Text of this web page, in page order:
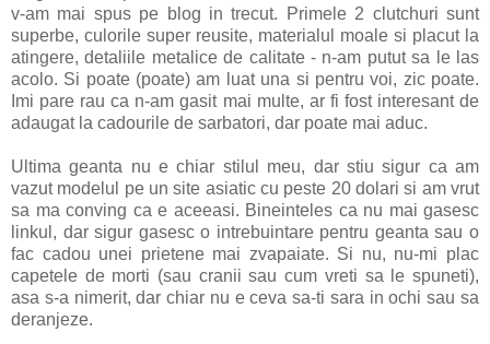
v-am mai spus pe blog in trecut. Primele 2 clutchuri sunt
superbe, culorile super reusite, materialul moale si placut la
atingere, detaliile metalice de calitate - n-am putut sa le las
acolo. Si poate (poate) am luat una si pentru voi, zic poate.
Imi pare rau ca n-am gasit mai multe, ar fi fost interesant de
adaugat la cadourile de sarbatori, dar poate mai aduc.
Ultima geanta nu e chiar stilul meu, dar stiu sigur ca am
vazut modelul pe un site asiatic cu peste 20 dolari si am vrut
sa ma conving ca e aceeasi. Bineinteles ca nu mai gasesc
linkul, dar sigur gasesc o intrebuintare pentru geanta sau o
fac cadou unei prietene mai zvapaiate. Si nu, nu-mi plac
capetele de morti (sau cranii sau cum vreti sa le spuneti),
asa s-a nimerit, dar chiar nu e ceva sa-ti sara in ochi sau sa
deranjeze.